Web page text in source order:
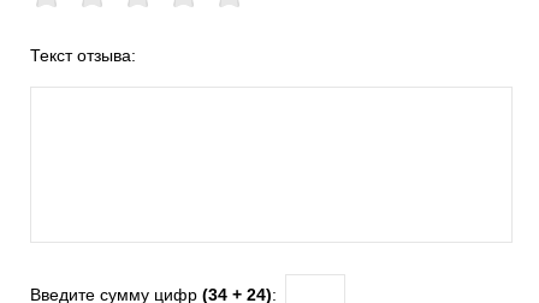
Текст отзыва:
Введите сумму цифр (34 + 24):